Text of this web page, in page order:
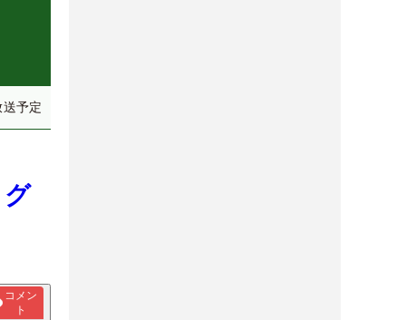
予定
コメン
ト